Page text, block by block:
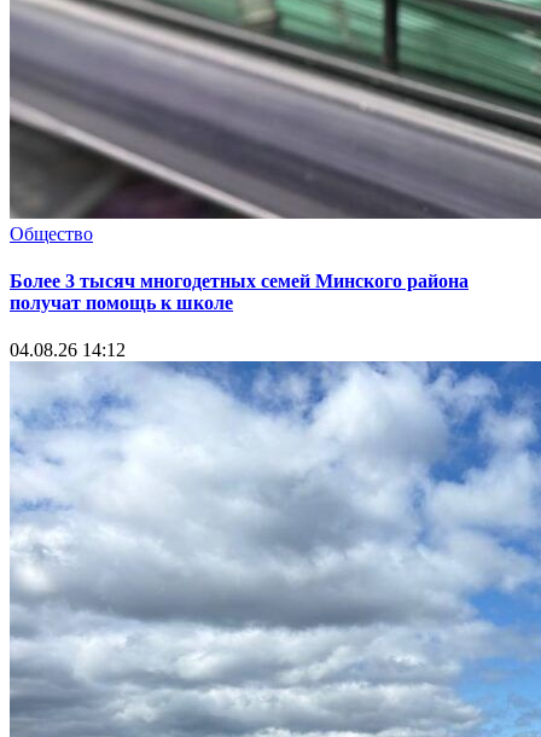
Общество
Более 3 тысяч многодетных семей Минского района
получат помощь к школе
04.08.26 14:12